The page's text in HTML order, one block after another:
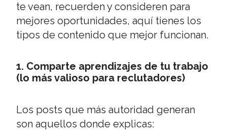
te vean, recuerden y consideren para
mejores oportunidades, aquí tienes los
tipos de contenido que mejor funcionan.
1. Comparte aprendizajes de tu trabajo
(lo más valioso para reclutadores)
Los posts que más autoridad generan
son aquellos donde explicas: